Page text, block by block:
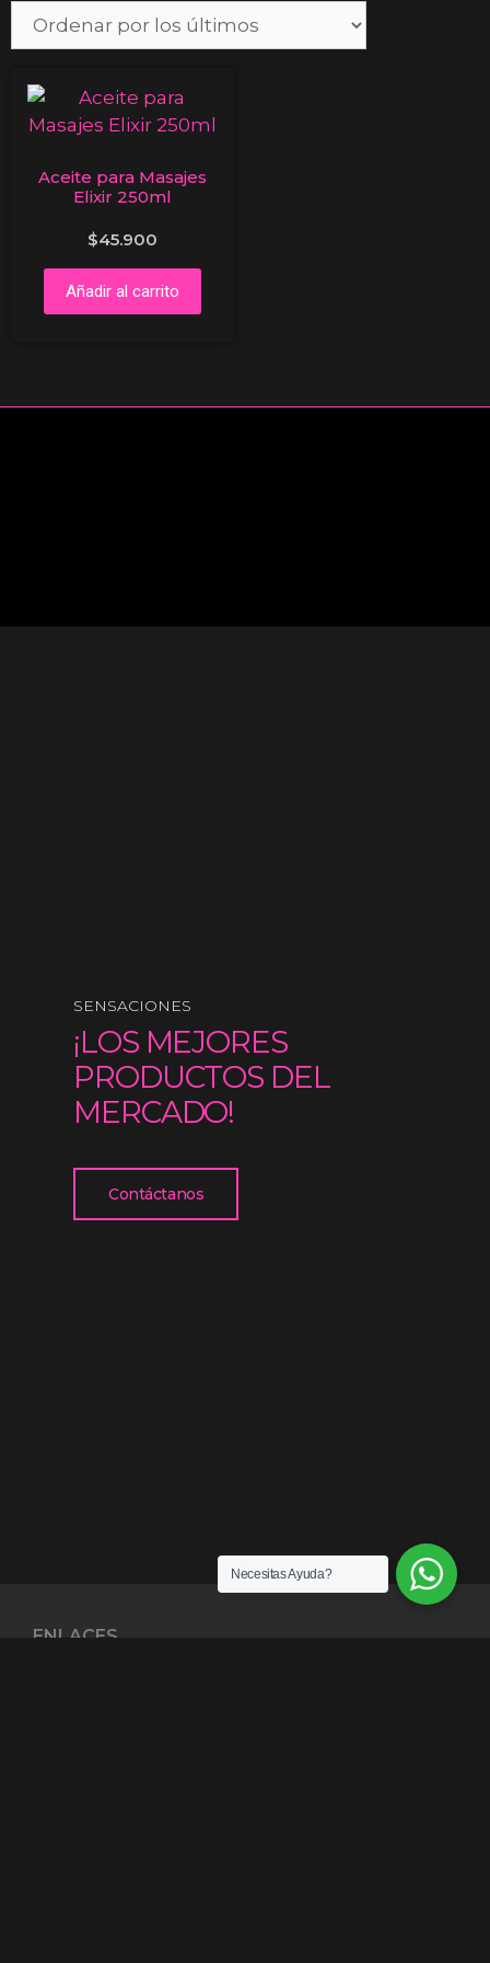
Aceite para Masajes
Elixir 250ml
$45.900
Añadir al carrito
SENSACIONES
¡LOS MEJORES
PRODUCTOS DEL
MERCADO!
Contáctanos
ENLACES
Necesitas Ayuda?